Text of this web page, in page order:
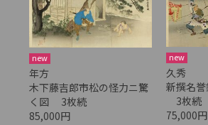
new
年方
木下藤吉郎市松の怪力ニ驚
く図 3枚続
85,000円
new
久秀
新撰名
3枚続
75,000円